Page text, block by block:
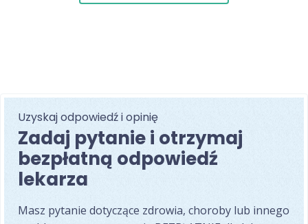
Uzyskaj odpowiedź i opinię
Zadaj pytanie i otrzymaj
bezpłatną odpowiedź
lekarza
Masz pytanie dotyczące zdrowia, choroby lub innego